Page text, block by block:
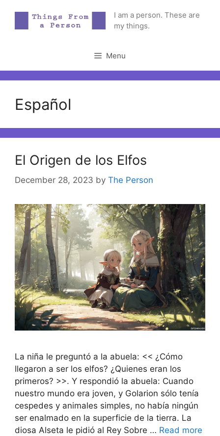
content
I am a person. These are
my things.
Menu
Español
El Origen de los Elfos
December 28, 2023 by The Person
La niña le preguntó a la abuela: << ¿Cómo
llegaron a ser los elfos? ¿Quienes eran los
primeros? >>. Y respondió la abuela: Cuando
nuestro mundo era joven, y Golarion sólo tenía
cespedes y animales simples, no había ningún
ser enalmado en la superficie de la tierra. La
diosa Alseta le pidió al Rey Sobre … Read more